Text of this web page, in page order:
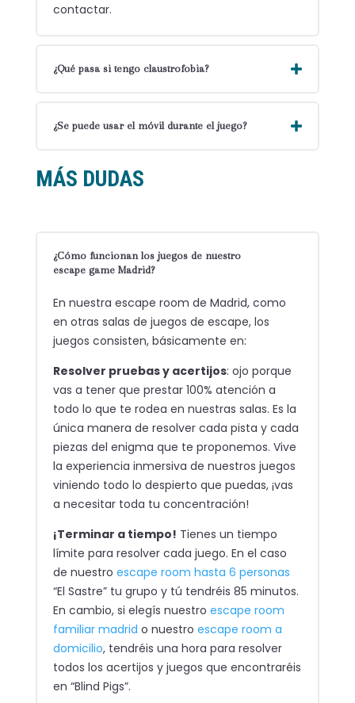
contactar.
¿Qué pasa si tengo claustrofobia?
¿Se puede usar el móvil durante el juego?
MÁS DUDAS
¿Cómo funcionan los juegos de nuestro
escape game Madrid?
En nuestra escape room de Madrid, como
en otras salas de juegos de escape, los
juegos consisten, básicamente en:
Resolver pruebas y acertijos: ojo porque
vas a tener que prestar 100% atención a
todo lo que te rodea en nuestras salas. Es la
única manera de resolver cada pista y cada
piezas del enigma que te proponemos. Vive
la experiencia inmersiva de nuestros juegos
viniendo todo lo despierto que puedas, ¡vas
a necesitar toda tu concentración!
¡Terminar a tiempo! Tienes un tiempo
límite para resolver cada juego. En el caso
de nuestro escape room hasta 6 personas
“El Sastre” tu grupo y tú tendréis 85 minutos.
En cambio, si elegís nuestro escape room
familiar madrid o nuestro escape room a
domicilio, tendréis una hora para resolver
todos los acertijos y juegos que encontraréis
en “Blind Pigs”.